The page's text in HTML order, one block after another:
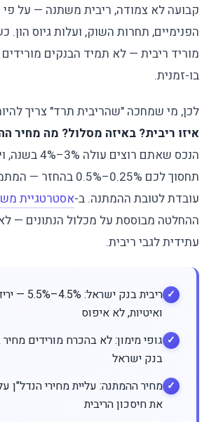
קבועה לא צמודה, ריבית משתנה — על פי
הפנימיים, תחרות השוק, ועלות גיוס הון.
מוריד ריבית — לא תמיד הבנקים
בו-זמנית.
לכן, מי שמחכה "שהריבית תרד" צריך
איזו ריבית? באיזה מסלול? מה מחיר
הנכס שאתם רוצים
תחסוך לכם 0.25%–0.5%
עובדת לטובת ההמתנה. ב-אסטרטגיית
ההחלטה מבוססת על מכלול הנתונים —
עתידית לגבי ריבית.
ריבית בנק
ואיטיות, לא איפוס
גופי מימון: לא בהכרח מורידים
בנק ישראל
מחיר ההמתנה: עליית מחירי הנדל"ן
את חיסכון הריבית